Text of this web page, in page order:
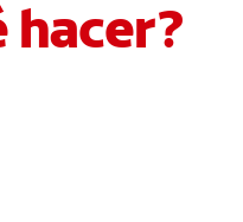
hacer?